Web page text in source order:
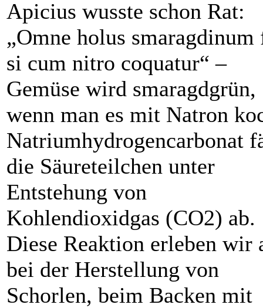
Apicius wusste schon Rat:
„Omne holus
si cum nitro coquatur“ –
Gemüse wird smaragdgrün,
wenn man es mit Natron
Natrium­hydrogencarbonat
die Säureteilchen unter
Entstehung von
Kohlendioxidgas (CO2) ab.
Diese Reaktion erleben wir
bei der Herstellung von
Schorlen, beim ­Backen mit